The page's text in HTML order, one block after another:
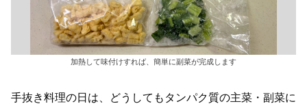
加熱して味付けすれば、簡単に副菜が完成します
手抜き料理の日は、どうしてもタンパク質の主菜・副菜に